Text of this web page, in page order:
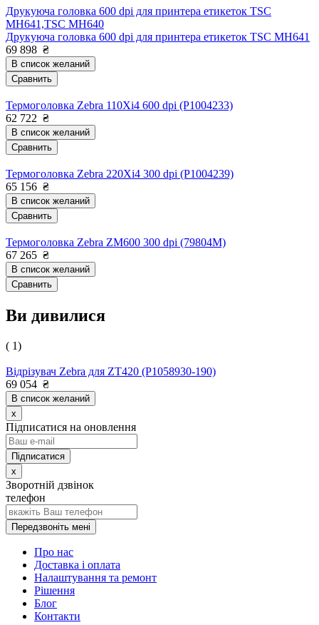
Друкуюча головка 600 dpi для принтера етикеток TSC
MH641,TSC MH640
Друкуюча головка 600 dpi для принтера етикеток TSC MH641
69 898 ₴
В список желаний
Сравнить
Термоголовка Zebra 110Xi4 600 dpi (P1004233)
62 722 ₴
В список желаний
Сравнить
Термоголовка Zebra 220Xi4 300 dpi (P1004239)
65 156 ₴
В список желаний
Сравнить
Термоголовка Zebra ZM600 300 dpi (79804M)
67 265 ₴
В список желаний
Сравнить
Ви дивилися
( 1)
Відрізувач Zebra для ZT420 (P1058930-190)
69 054 ₴
В список желаний
x
Підписатися на оновлення
x
Зворотній дзвінок
телефон
Передзвоніть мені
Про нас
Доставка і оплата
Налаштування та ремонт
Рішення
Блог
Контакти